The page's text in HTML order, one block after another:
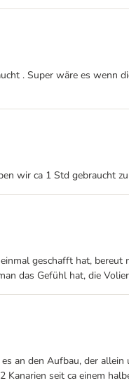
. Super wäre es wenn
wir ca 1 Std gebraucht
geschafft hat, bereut
das Gefühl hat, die
an den Aufbau, der
seit ca einem